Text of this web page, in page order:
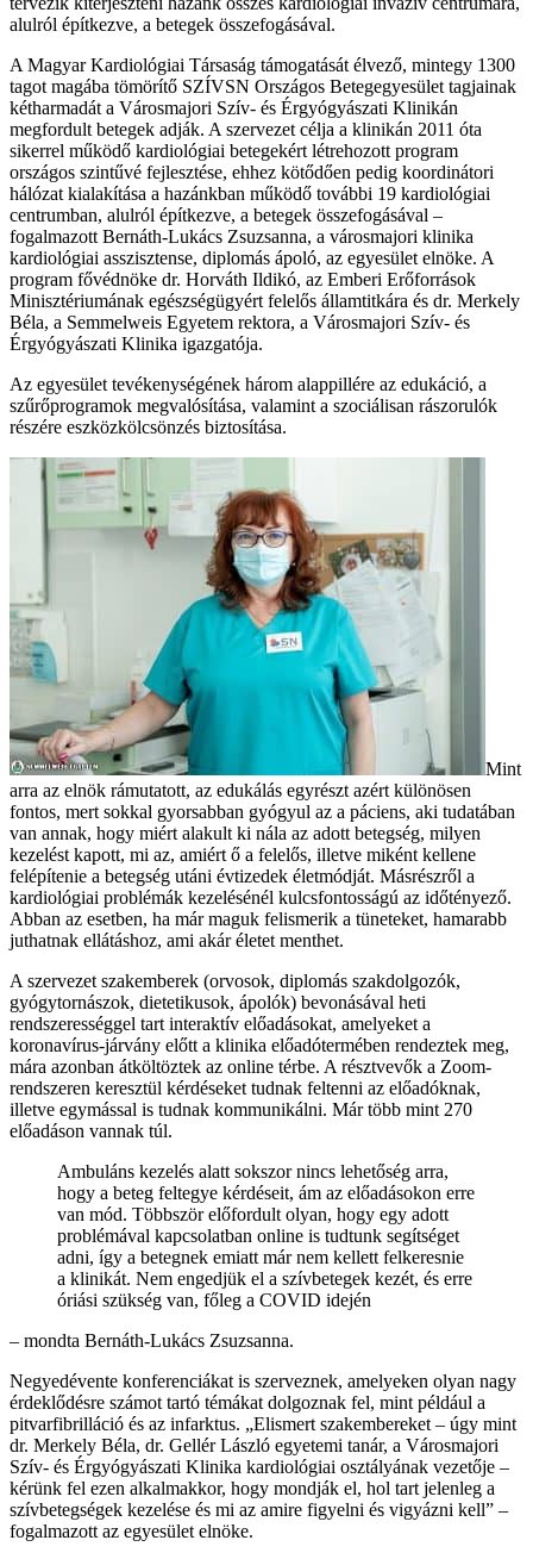
alulról építkezve, a betegek összefogásával.
A Magyar Kardiológiai Társaság támogatását élvező, mintegy 1300
tagot magába tömörítő SZÍVSN Országos Betegegyesület tagjainak
kétharmadát a Városmajori Szív- és Érgyógyászati Klinikán
megfordult betegek adják. A szervezet célja a klinikán 2011 óta
sikerrel működő kardiológiai betegekért létrehozott program
országos szintűvé fejlesztése, ehhez kötődően pedig koordinátori
hálózat kialakítása a hazánkban működő további 19 kardiológiai
centrumban, alulról építkezve, a betegek összefogásával –
fogalmazott Bernáth-Lukács Zsuzsanna, a városmajori klinika
kardiológiai asszisztense, diplomás ápoló, az egyesület elnöke. A
program fővédnöke dr. Horváth Ildikó, az Emberi Erőforrások
Minisztériumának egészségügyért felelős államtitkára és dr. Merkely
Béla, a Semmelweis Egyetem rektora, a Városmajori Szív- és
Érgyógyászati Klinika igazgatója.
Az egyesület tevékenységének három alappillére az edukáció, a
szűrőprogramok megvalósítása, valamint a szociálisan rászorulók
részére eszközkölcsönzés biztosítása.
Mint
arra az elnök rámutatott, az edukálás egyrészt azért különösen
fontos, mert sokkal gyorsabban gyógyul az a páciens, aki tudatában
van annak, hogy miért alakult ki nála az adott betegség, milyen
kezelést kapott, mi az, amiért ő a felelős, illetve miként kellene
felépítenie a betegség utáni évtizedek életmódját. Másrészről a
kardiológiai problémák kezelésénél kulcsfontosságú az időtényező.
Abban az esetben, ha már maguk felismerik a tüneteket, hamarabb
juthatnak ellátáshoz, ami akár életet menthet.
A szervezet szakemberek (orvosok, diplomás szakdolgozók,
gyógytornászok, dietetikusok, ápolók) bevonásával heti
rendszerességgel tart interaktív előadásokat, amelyeket a
koronavírus-járvány előtt a klinika előadótermében rendeztek meg,
mára azonban átköltöztek az online térbe. A résztvevők a Zoom-
rendszeren keresztül kérdéseket tudnak feltenni az előadóknak,
illetve egymással is tudnak kommunikálni. Már több mint 270
előadáson vannak túl.
Ambuláns kezelés alatt sokszor nincs lehetőség arra,
hogy a beteg feltegye kérdéseit, ám az előadásokon erre
van mód. Többször előfordult olyan, hogy egy adott
problémával kapcsolatban online is tudtunk segítséget
adni, így a betegnek emiatt már nem kellett felkeresnie
a klinikát. Nem engedjük el a szívbetegek kezét, és erre
óriási szükség van, főleg a COVID idején
– mondta Bernáth-Lukács Zsuzsanna.
Negyedévente konferenciákat is szerveznek, amelyeken olyan nagy
érdeklődésre számot tartó témákat dolgoznak fel, mint például a
pitvarfibrilláció és az infarktus. „Elismert szakembereket – úgy mint
dr. Merkely Béla, dr. Gellér László egyetemi tanár, a Városmajori
Szív- és Érgyógyászati Klinika kardiológiai osztályának vezetője –
kérünk fel ezen alkalmakkor, hogy mondják el, hol tart jelenleg a
szívbetegségek kezelése és mi az amire figyelni és vigyázni kell” –
fogalmazott az egyesület elnöke.